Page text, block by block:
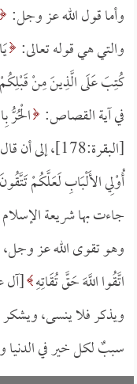
وأما قول الله عز وجل:
والتي هي قوله تعالى:
كُتِبَ عَلَى الَّذِينَ مِنْ
في آية القصاص: الْحُرُّ
[البقرة:178]، إلى أن قال سبحانه:
أُوْلِي الأَلْبَابِ لَعَلَّكُمْ تَتَّقُونَ
جاءت بها شريعة
وهو تقوى الله عز وجل،
اتَّقُوا اللَّهَ حَقَّ تُقَاتِهِ
ويذكر فلا ينسى،
سببٌ لكل خير في الدنيا